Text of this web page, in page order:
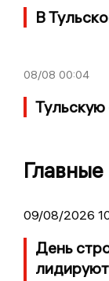
В
08/08 00:04
Тульскую
09/08/2026
День